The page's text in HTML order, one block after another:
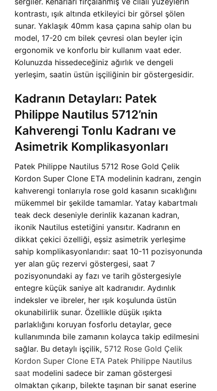
kontrastı, ışık altında etkileyici bir görsel şölen
sunar. Yaklaşık 40mm kasa çapına sahip olan bu
model, 17-20 cm bilek çevresi olan beyler için
ergonomik ve konforlu bir kullanım vaat eder.
Kolunuzda hissedeceğiniz ağırlık ve dengeli
yerleşim, saatin üstün işçiliğinin bir göstergesidir.
Kadranın Detayları: Patek
Philippe Nautilus 5712’nin
Kahverengi Tonlu Kadranı ve
Asimetrik Komplikasyonları
Patek Philippe Nautilus 5712 Rose Gold Çelik
Kordon Super Clone ETA modelinin kadranı, zengin
kahverengi tonlarıyla rose gold kasanın sıcaklığını
mükemmel bir şekilde tamamlar. Yatay kabartmalı
teak deck deseniyle derinlik kazanan kadran,
ikonik Nautilus estetiğini yansıtır. Kadranın en
dikkat çekici özelliği, eşsiz asimetrik yerleşime
sahip komplikasyonlarıdır: saat 10-11 pozisyonunda
yer alan güç rezervi göstergesi, saat 7
pozisyonundaki ay fazı ve tarih göstergesiyle
entegre küçük saniye alt kadranıdır. Aydınlık
indeksler ve ibreler, her ışık koşulunda üstün
okunabilirlik sunar. Özellikle düşük ışıkta
parlaklığını koruyan fosforlu detaylar, gece
kullanımında bile zamanın kolayca takip edilmesini
sağlar. Bu detaylı işçilik, 5712 Rose Gold Çelik
Kordon Super Clone ETA Patek Philippe Nautilus
saat modelini sadece bir zaman göstergesi
olmaktan çıkarıp, bilekte taşınan bir sanat eserine